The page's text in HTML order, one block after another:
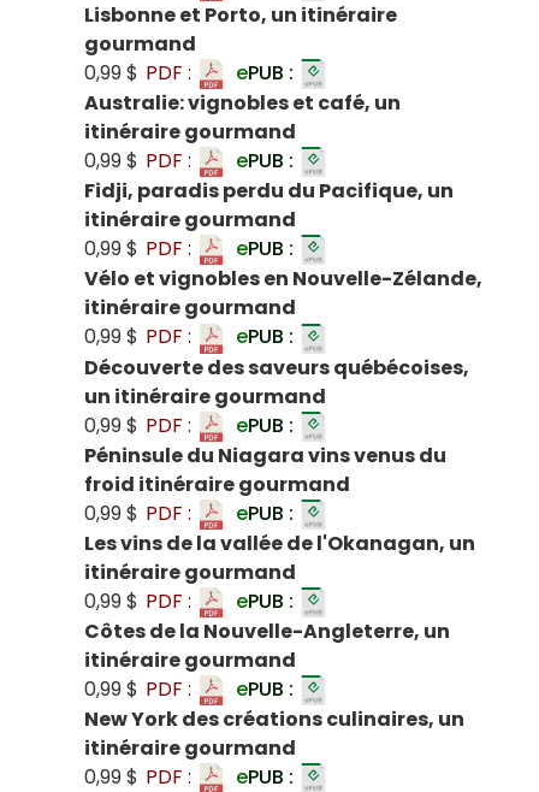
Lisbonne et Porto, un itinéraire
gourmand
0,99 $ PDF : ePUB :
Australie: vignobles et café, un
itinéraire gourmand
0,99 $ PDF : ePUB :
Fidji, paradis perdu du Pacifique, un
itinéraire gourmand
0,99 $ PDF : ePUB :
Vélo et vignobles en Nouvelle-Zélande,
itinéraire gourmand
0,99 $ PDF : ePUB :
Découverte des saveurs québécoises,
un itinéraire gourmand
0,99 $ PDF : ePUB :
Péninsule du Niagara vins venus du
froid itinéraire gourmand
0,99 $ PDF : ePUB :
Les vins de la vallée de l'Okanagan, un
itinéraire gourmand
0,99 $ PDF : ePUB :
Côtes de la Nouvelle-Angleterre, un
itinéraire gourmand
0,99 $ PDF : ePUB :
New York des créations culinaires, un
itinéraire gourmand
0,99 $ PDF : ePUB :